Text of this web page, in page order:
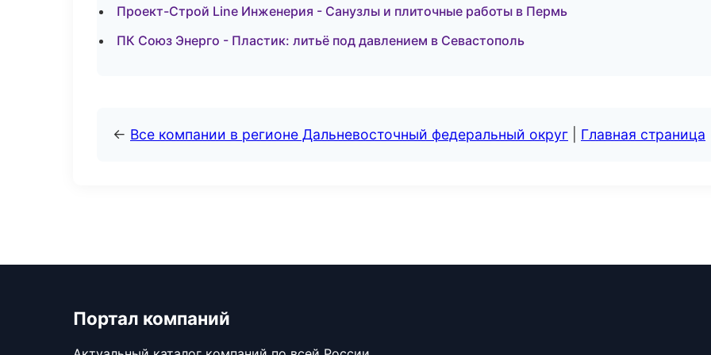
Проект-Строй Line Инженерия - Санузлы и плиточные работы в Пермь
ПК Союз Энерго - Пластик: литьё под давлением в Севастополь
← Все компании в регионе Дальневосточный федеральный округ Главная страница
Портал компаний